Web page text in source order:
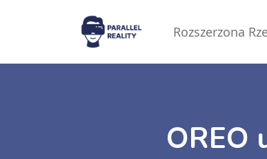
Rozszerzona
OREO